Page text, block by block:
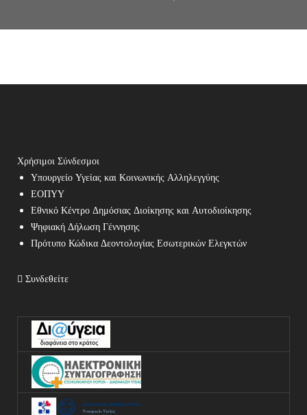
Χρήσιμοι Σύνδεσμοι
Υπουργείο Υγείας και Κοινωνικής Αλληλεγγύης
ΕΟΠΥΥ
Εθνικό Κέντρο Δημόσιας Διοίκησης και Αυτοδιοίκησης
Ψηφιακή Δήλωση Γέννησης
Πρότυπο Κώδικα Δεοντολογίας Εσωτερικών Ελεγκτών
Συνδεθείτε